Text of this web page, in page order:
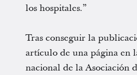
los hospitales.”
Tras conseguir la
artículo de una página en
nacional de la Asociación